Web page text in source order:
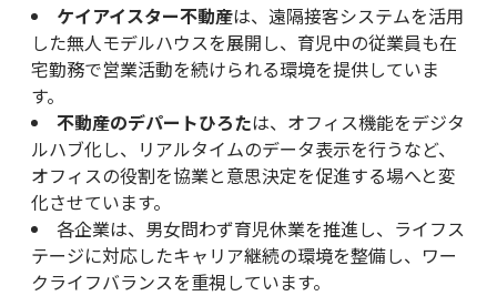
ケイアイスター不動産は、遠隔接客システムを活用
した無人モデルハウスを展開し、育児中の従業員も在
宅勤務で営業活動を続けられる環境を提供していま
す。
不動産のデパートひろたは、オフィス機能をデジタ
ルハブ化し、リアルタイムのデータ表示を行うなど、
オフィスの役割を協業と意思決定を促進する場へと変
化させています。
各企業は、男女問わず育児休業を推進し、ライフス
テージに対応したキャリア継続の環境を整備し、ワー
クライフバランスを重視しています。